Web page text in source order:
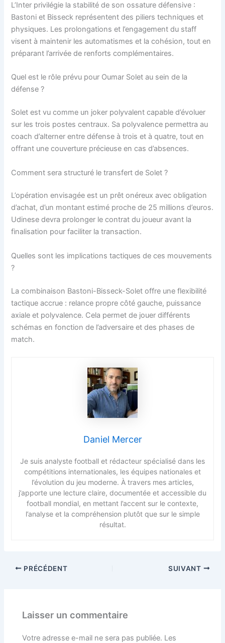
L’Inter privilégie la stabilité de son ossature défensive :
Bastoni et Bisseck représentent des piliers techniques et
physiques. Les prolongations et l’engagement du staff
visent à maintenir les automatismes et la cohésion, tout en
préparant l’arrivée de renforts complémentaires.
Quel est le rôle prévu pour Oumar Solet au sein de la
défense ?
Solet est vu comme un joker polyvalent capable d’évoluer
sur les trois postes centraux. Sa polyvalence permettra au
coach d’alterner entre défense à trois et à quatre, tout en
offrant une couverture précieuse en cas d’absences.
Comment sera structuré le transfert de Solet ?
L’opération envisagée est un prêt onéreux avec obligation
d’achat, d’un montant estimé proche de 25 millions d’euros.
Udinese devra prolonger le contrat du joueur avant la
finalisation pour faciliter la transaction.
Quelles sont les implications tactiques de ces mouvements
?
La combinaison Bastoni-Bisseck-Solet offre une flexibilité
tactique accrue : relance propre côté gauche, puissance
axiale et polyvalence. Cela permet de jouer différents
schémas en fonction de l’adversaire et des phases de
match.
Daniel Mercer
Je suis analyste football et rédacteur spécialisé dans les
compétitions internationales, les équipes nationales et
l’évolution du jeu moderne. À travers mes articles,
j’apporte une lecture claire, documentée et accessible du
football mondial, en mettant l’accent sur le contexte,
l’analyse et la compréhension plutôt que sur le simple
résultat.
PRÉCÉDENT SUIVANT
Laisser un commentaire
Votre adresse e-mail ne sera pas publiée. Les